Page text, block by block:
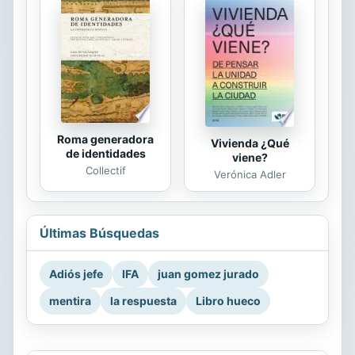
Roma generadora
de identidades
Collectif
Vivienda ¿Qué
viene?
Verónica Adler
Últimas Búsquedas
Adiós jefe IFA
juan gomez jurado
mentira
la respuesta Libro hueco